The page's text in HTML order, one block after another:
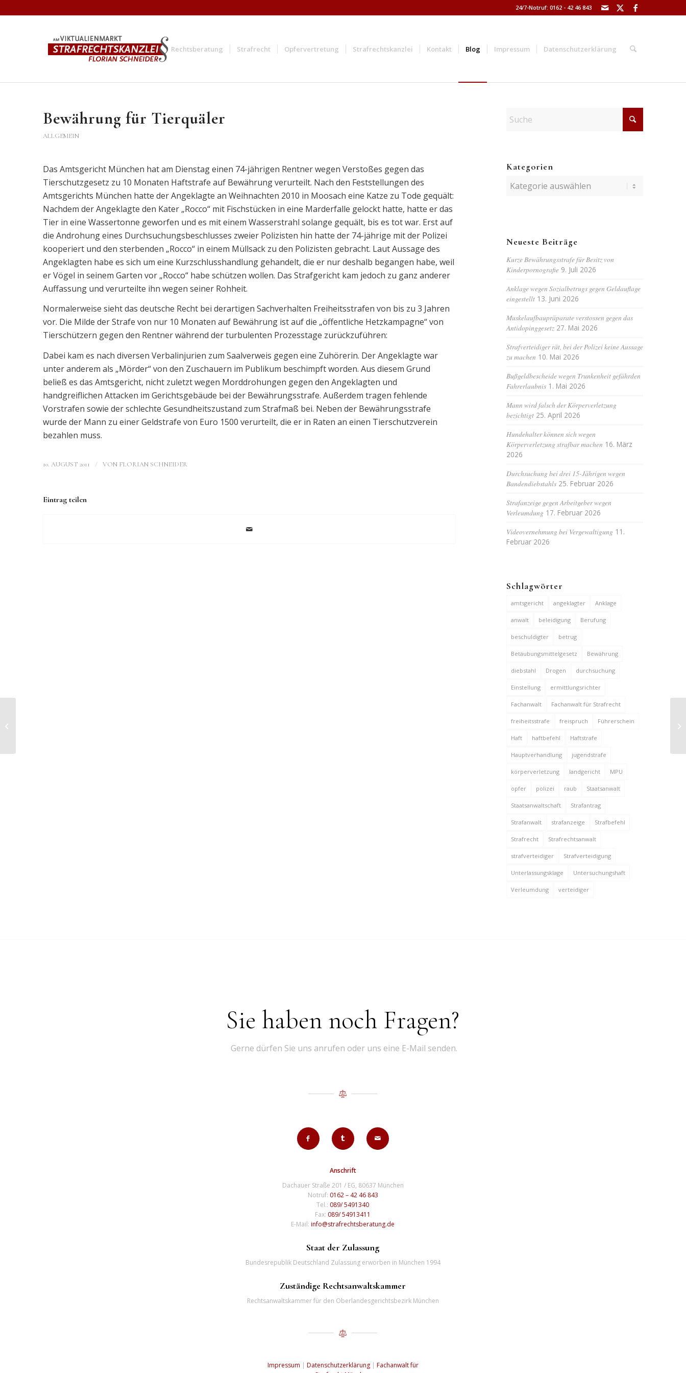
24/7-Notruf: 0162 - 42 46 843
Rechtsberatung Strafrecht Opfervertretung Strafrechtskanzlei Kontakt Blog Impressum Datenschutzerklärung
Bewährung für Tierquäler
ALLGEMEIN
Das Amtsgericht München hat am Dienstag einen 74-jährigen Rentner wegen Verstoßes gegen das
Tierschutzgesetz zu 10 Monaten Haftstrafe auf Bewährung verurteilt. Nach den Feststellungen des
Amtsgerichts München hatte der Angeklagte an Weihnachten 2010 in Moosach eine Katze zu Tode gequält:
Nachdem der Angeklagte den Kater „Rocco“ mit Fischstücken in eine Marderfalle gelockt hatte, hatte er das
Tier in eine Wassertonne geworfen und es mit einem Wasserstrahl solange gequält, bis es tot war. Erst auf
die Androhung eines Durchsuchungsbeschlusses zweier Polizisten hin hatte der 74-jährige mit der Polizei
kooperiert und den sterbenden „Rocco“ in einem Müllsack zu den Polizisten gebracht. Laut Aussage des
Angeklagten habe es sich um eine Kurzschlusshandlung gehandelt, die er nur deshalb begangen habe, weil
er Vögel in seinem Garten vor „Rocco“ habe schützen wollen. Das Strafgericht kam jedoch zu ganz anderer
Auffassung und verurteilte ihn wegen seiner Rohheit.
Normalerweise sieht das deutsche Recht bei derartigen Sachverhalten Freiheitsstrafen von bis zu 3 Jahren
vor. Die Milde der Strafe von nur 10 Monaten auf Bewährung ist auf die „öffentliche Hetzkampagne“ von
Tierschützern gegen den Rentner während der turbulenten Prozesstage zurückzuführen:
Dabei kam es nach diversen Verbalinjurien zum Saalverweis gegen eine Zuhörerin. Der Angeklagte war
unter anderem als „Mörder“ von den Zuschauern im Publikum beschimpft worden. Aus diesem Grund
beließ es das Amtsgericht, nicht zuletzt wegen Morddrohungen gegen den Angeklagten und
handgreiflichen Attacken im Gerichtsgebäude bei der Bewährungsstrafe. Außerdem tragen fehlende
Vorstrafen sowie der schlechte Gesundheitszustand zum Strafmaß bei. Neben der Bewährungsstrafe
wurde der Mann zu einer Geldstrafe von Euro 1500 verurteilt, die er in Raten an einen Tierschutzverein
bezahlen muss.
10. AUGUST 2011 / VON FLORIAN SCHNEIDER
Eintrag teilen
Kategorien
Kategorien
Neueste Beiträge
Kurze Bewährungsstrafe für Besitz von
Kinderpornografie 9. Juli 2026
Anklage wegen Sozialbetrugs gegen Geldauflage
eingestellt 13. Juni 2026
Muskelaufbaupräparate verstossen gegen das
Antidopinggesetz 27. Mai 2026
Strafverteidiger rät, bei der Polizei keine Aussage
zu machen 10. Mai 2026
Bußgeldbescheide wegen Trunkenheit gefährden
Fahrerlaubnis 1. Mai 2026
Mann wird falsch der Körperverletzung
bezichtigt 25. April 2026
Hundehalter können sich wegen
Körperverletzung strafbar machen 16. März
2026
Durchsuchung bei drei 15-Jährigen wegen
Bandendiebstahls 25. Februar 2026
Strafanzeige gegen Arbeitgeber wegen
Verleumdung 17. Februar 2026
Videovernehmung bei Vergewaltigung 11.
Februar 2026
Schlagwörter
amtsgericht angeklagter Anklage
anwalt beleidigung Berufung
beschuldigter betrug
Betäubungsmittelgesetz Bewährung
diebstahl Drogen durchsuchung
Einstellung ermittlungsrichter
Fachanwalt Fachanwalt für Strafrecht
freiheitsstrafe freispruch Führerschein
Haft haftbefehl Haftstrafe
Hauptverhandlung jugendstrafe
körperverletzung landgericht MPU
opfer polizei raub Staatsanwalt
Staatsanwaltschaft Strafantrag
Strafanwalt strafanzeige Strafbefehl
Strafrecht Strafrechtsanwalt
strafverteidiger Strafverteidigung
Unterlassungsklage Untersuchungshaft
Verleumdung verteidiger
Sie haben noch Fragen?
Gerne dürfen Sie uns anrufen oder uns eine E-Mail senden.
Anschrift
Dachauer Straße 201 / EG, 80637 München
Notruf: 0162 – 42 46 843
Tel.: 089/ 5491340
Fax: 089/ 54913411
E-Mail:info@strafrechtsberatung.de
Staat der Zulassung
Bundesrepublik Deutschland Zulassung erworben in München 1994
Zuständige Rechtsanwaltskammer
Rechtsanwaltskammer für den Oberlandesgerichtsbezirk München
Impressum | Datenschutzerklärung| Fachanwalt für